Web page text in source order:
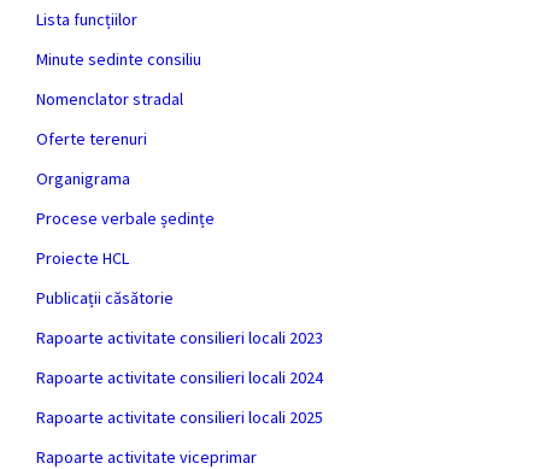
Lista funcțiilor
Minute sedinte consiliu
Nomenclator stradal
Oferte terenuri
Organigrama
Procese verbale ședințe
Proiecte HCL
Publicații căsătorie
Rapoarte activitate consilieri locali 2023
Rapoarte activitate consilieri locali 2024
Rapoarte activitate consilieri locali 2025
Rapoarte activitate viceprimar